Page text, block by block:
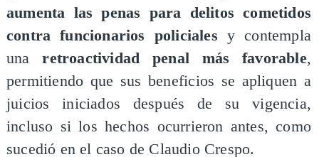
aumenta las penas para delitos cometidos
contra funcionarios policiales y contempla
unaretroactividad penal más favorable,
permitiendo que sus beneficios se apliquen a
juicios iniciados después de su vigencia,
incluso si los hechos ocurrieron antes, como
sucedió en el caso de Claudio Crespo.